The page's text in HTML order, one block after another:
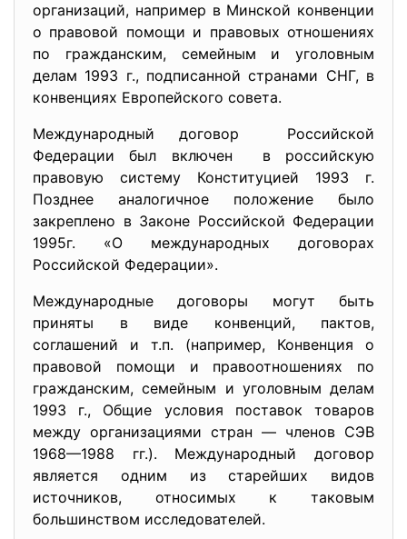
организаций, например в Минской конвенции
о правовой помощи и правовых отношениях
по гражданским, семейным и уголовным
делам 1993 г., подписанной странами СНГ, в
конвенциях Европейского совета.
Международный договор Российской
Федерации был включен в российскую
правовую систему Конституцией 1993 г.
Позднее аналогичное положение было
закреплено в Законе Российской Федерации
1995г. «О международных договорах
Российской Федерации».
Международные договоры могут быть
приняты в виде конвенций, пактов,
соглашений и т.п. (например, Конвенция о
правовой помощи и правоотношениях по
гражданским, семейным и уголовным делам
1993 г., Общие условия поставок товаров
между организациями стран — членов СЭВ
1968—1988 гг.). Международный договор
является одним из старейших видов
источников, относимых к таковым
большинством исследователей.